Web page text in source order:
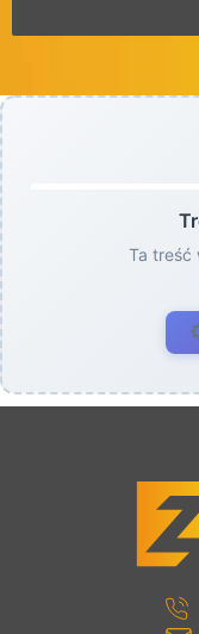
Ta treść